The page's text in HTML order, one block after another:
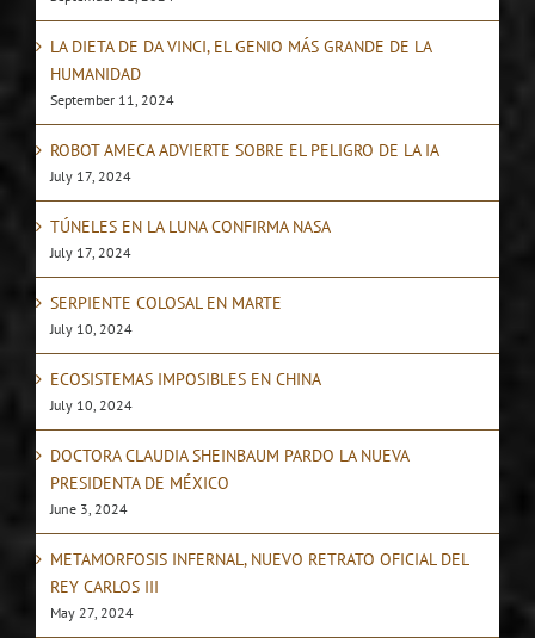
LA DIETA DE DA VINCI, EL GENIO MÁS GRANDE DE LA
HUMANIDAD
September 11, 2024
ROBOT AMECA ADVIERTE SOBRE EL PELIGRO DE LA IA
July 17, 2024
TÚNELES EN LA LUNA CONFIRMA NASA
July 17, 2024
SERPIENTE COLOSAL EN MARTE
July 10, 2024
ECOSISTEMAS IMPOSIBLES EN CHINA
July 10, 2024
DOCTORA CLAUDIA SHEINBAUM PARDO LA NUEVA
PRESIDENTA DE MÉXICO
June 3, 2024
METAMORFOSIS INFERNAL, NUEVO RETRATO OFICIAL DEL
REY CARLOS III
May 27, 2024